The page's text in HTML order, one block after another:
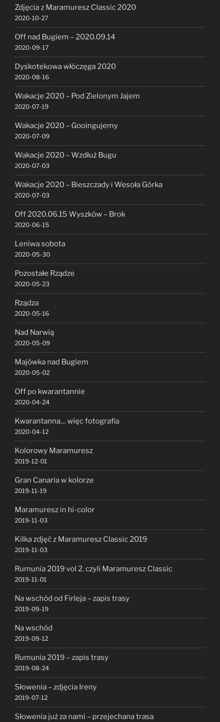
Zdjęcia z Maramuresz Classic 2020
2020-10-27
Off nad Bugiem – 2020.09.14
2020-09-17
Dyskotekowa włóczęga 2020
2020-08-16
Wakacje 2020 – Pod Zielonym Jajem
2020-07-19
Wakacje 2020 – Gooingujemy
2020-07-09
Wakacje 2020 – Wzdłuż Bugu
2020-07-03
Wakacje 2020 – Bieszczady i Wesoła Górka
2020-07-03
Off 2020.06.15 Wyszków – Brok
2020-06-15
Leniwa sobota
2020-05-30
Pozostałe Rządze
2020-05-23
Rządza
2020-05-16
Nad Narwią
2020-05-09
Majówka nad Bugiem
2020-05-02
Off po kwarantannie
2020-04-24
Kwarantanna… więc fotografia
2020-04-12
Kolorowy Maramuresz
2019-12-01
Gran Canaria w kolorze
2019-11-19
Maramuresz in hi-color
2019-11-03
Kilka zdjęć z Maramuresz Classic 2019
2019-11-03
Rumunia 2019 vol 2. czyli Maramuresz Classic
2019-11-01
Na wschód od Firleja – zapis trasy
2019-09-19
Na wschód
2019-09-12
Rumunia 2019 – zapis trasy
2019-08-24
Słowenia – zdjęcia Ireny
2019-07-12
Słowenia już za nami – przejechana trasa